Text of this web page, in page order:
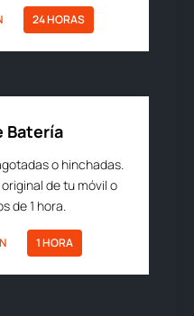
24 HORAS
Batería
o hinchadas.
de tu móvil o
de 1 hora.
1 HORA